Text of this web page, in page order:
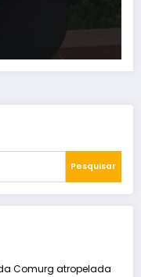
Pesquisar
Comurg atropelada